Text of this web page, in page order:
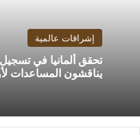
إشراقات عالمية
تحقق ألمانيا في
يناقشون المساعدات